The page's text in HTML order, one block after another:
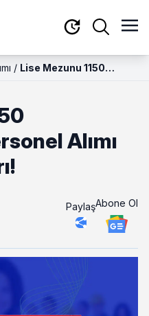
/ Lise Mezunu 1150
Alımı
PaylaşAbone Ol